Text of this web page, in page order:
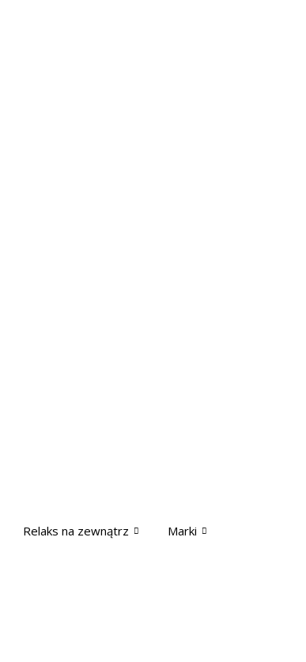
Relaks na zewnątrz Marki